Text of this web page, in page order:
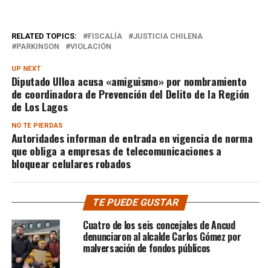
RELATED TOPICS: FISCALÍA
JUSTICIA CHILENA
PARKINSON
VIOLACIÓN
UP NEXT
Diputado Ulloa acusa «amiguismo» por nombramiento
de coordinadora de Prevención del Delito de la Región
de Los Lagos
NO TE PIERDAS
Autoridades informan de entrada en vigencia de norma
que obliga a empresas de telecomunicaciones a
bloquear celulares robados
TE PUEDE GUSTAR
Cuatro de los seis concejales de Ancud
denunciaron al alcalde Carlos Gómez por
malversación de fondos públicos